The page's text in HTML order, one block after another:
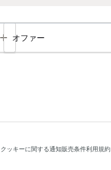
Toggle
オファー
クッキーに関する通知販売条件利用規約